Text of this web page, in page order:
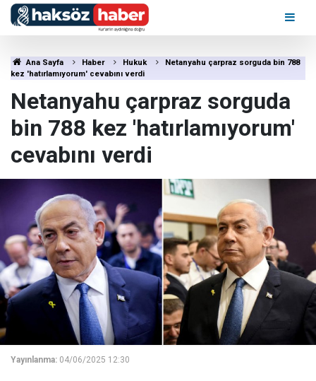
Ana Sayfa Haber Hukuk
Netanyahu çarpraz sorguda bin 788
kez 'hatırlamıyorum' cevabını verdi
Netanyahu çarpraz sorguda
bin 788 kez 'hatırlamıyorum'
cevabını verdi
Yayınlanma: 04/06/2025 12:30